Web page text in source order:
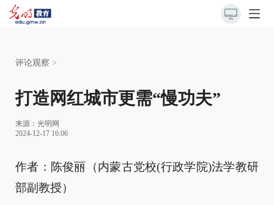
评论观察 >
打造网红城市更需“慢功夫”
来源： 光明网
2024-12-17 16:06
作者：陈俊丽（内蒙古党校(行政学院)法学教研
部副教授）